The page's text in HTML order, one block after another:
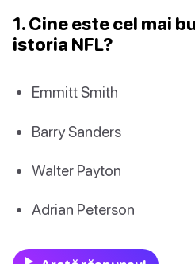
1. Cine este cel mai
istoria NFL?
Emmitt Smith
Barry Sanders
Walter Payton
Adrian Peterson